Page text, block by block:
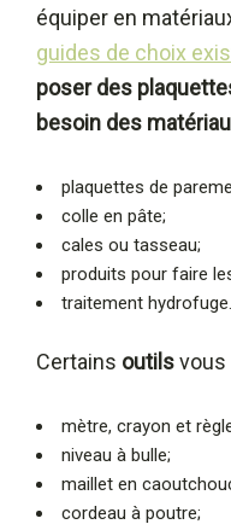
équiper en
guides de choix
poser des
besoin des
plaquettes de
colle en pâte;
cales ou tasseau;
produits pour faire
traitement hydrofuge.
Certains outilsvous
mètre, crayon et
niveau à bulle;
maillet en
cordeau à poutre;